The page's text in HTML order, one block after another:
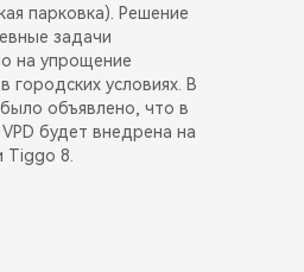
парковка). Решение
задачи
на упрощение
городских условиях. В
объявлено, что в
будет внедрена на
Tiggo 8.